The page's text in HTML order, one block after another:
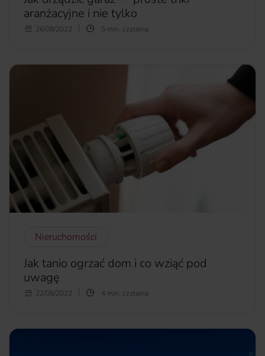
aranżacyjne i nie tylko
Jakie jest przeznaczenie garażu? Wydawać by się mogło, że
samochodów. Tyle w teorii, bo praktyka pokazuje coś zgoła
auto zajmuje tylko część tego pomieszczenia. Garaże coraz
częściej są bowiem aranżowane również na siłownię,
spiżarnię czy po prostu na miejsce do majsterkowania.
Tutaj pojawia się pytanie, jak urządzić garaż, aby znaleźć na
to wszystko miejsce?
więcej...
26/08/2022 5 min. czytania
Nieruchomości
Jak tanio ogrzać dom i co wziąć pod
uwagę
Rosnąca inflacja spowodowała podwyżki niemal w każdym
za każdy rodzaj ogrzewania zapłacimy więcej niż przed
22/08/2022 4 min. czytania